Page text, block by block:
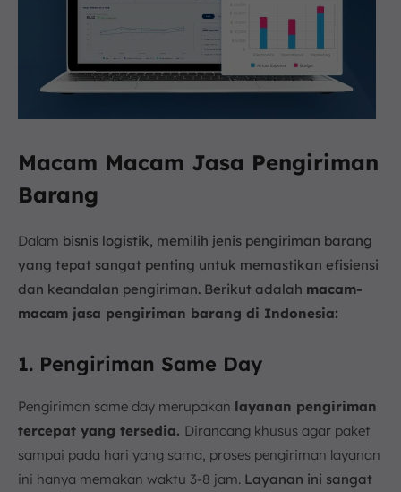
Macam Macam Jasa Pengiriman
Barang
Dalam bisnis logistik, memilih jenis pengiriman barang
yang tepat sangat penting untuk memastikan efisiensi
dan keandalan pengiriman. Berikut adalah macam-
macam jasa pengiriman barang di Indonesia:
1. Pengiriman Same Day
Pengiriman same day merupakan layanan pengiriman
tercepat yang tersedia. Dirancang khusus agar paket
sampai pada hari yang sama, proses pengiriman layanan
ini hanya memakan waktu 3-8 jam. Layanan ini sangat